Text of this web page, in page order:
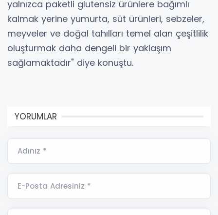
yalnızca paketli glutensiz ürünlere bağımlı
kalmak yerine yumurta, süt ürünleri, sebzeler,
meyveler ve doğal tahılları temel alan çeşitlilik
oluşturmak daha dengeli bir yaklaşım
sağlamaktadır" diye konuştu.
YORUMLAR
Adınız *
E-Posta Adresiniz *